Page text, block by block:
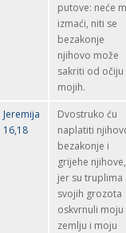
putove: neće
izmaći, niti se
bezakonje
njihovo može
sakriti od očiju
mojih.
Jeremija
16,18
Dvostruko ću
naplatiti
bezakonje i
grijehe njihove,
jer su truplima
svojih grozota
oskvrnuli moju
zemlju i moju